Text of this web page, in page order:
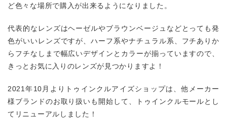
ど色々な場所で購入が出来るようになりました。
代表的なレンズはヘーゼルやブラウンベージュなどとっても発
色がいいレンズですが、ハーフ系やナチュラル系、フチありか
らフチなしまで幅広いデザインとカラーが揃っていますので、
きっとお気に入りのレンズが見つかりますよ！
2021年10月よりトゥインクルアイズショップは、他メーカー
様ブランドのお取り扱いも開始して、トゥインクルモールとし
てリニューアルしました！